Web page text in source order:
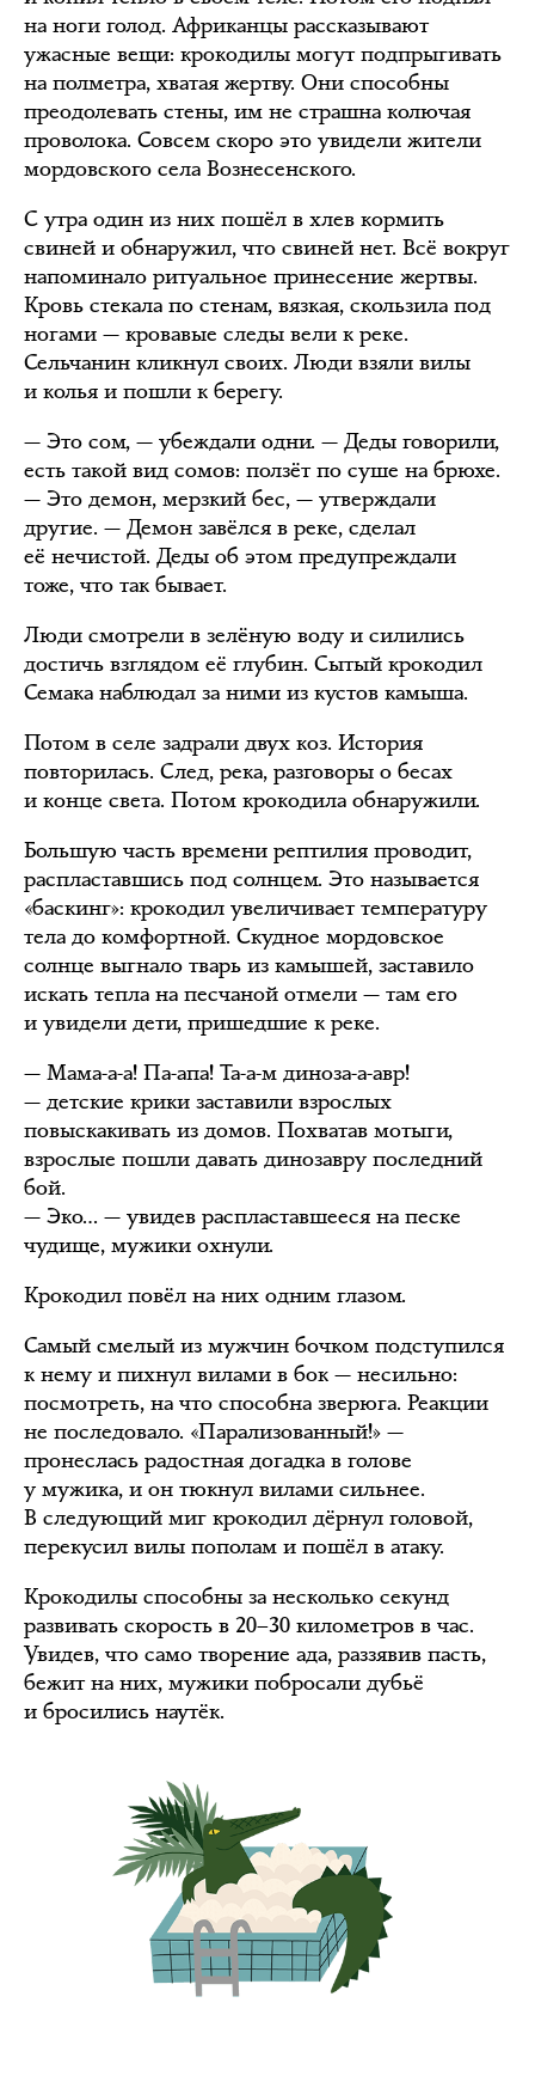
на ноги голод. Африканцы рассказывают
ужасные вещи: крокодилы могут подпрыгивать
на полметра, хватая жертву. Они способны
преодолевать стены, им не страшна колючая
проволока. Совсем скоро это увидели жители
мордовского села Вознесенского.
С утра один из них пошёл в хлев кормить
свиней и обнаружил, что свиней нет. Всё вокруг
напоминало ритуальное принесение жертвы.
Кровь стекала по стенам, вязкая, скользила под
ногами — кровавые следы вели к реке.
Сельчанин кликнул своих. Люди взяли вилы
и колья и пошли к берегу.
— Это сом, — убеждали одни. — Деды говорили,
есть такой вид сомов: ползёт по суше на брюхе.
— Это демон, мерзкий бес, — утверждали
другие. — Демон завёлся в реке, сделал
её нечистой. Деды об этом предупреждали
тоже, что так бывает.
Люди смотрели в зелёную воду и силились
достичь взглядом её глубин. Сытый крокодил
Семака наблюдал за ними из кустов камыша.
Потом в селе задрали двух коз. История
повторилась. След, река, разговоры о бесах
и конце света. Потом крокодила обнаружили.
Большую часть времени рептилия проводит,
распластавшись под солнцем. Это называется
«баскинг»: крокодил увеличивает температуру
тела до комфортной. Скудное мордовское
солнце выгнало тварь из камышей, заставило
искать тепла на песчаной отмели — там его
и увидели дети, пришедшие к реке.
— Мама-а-а! Па-апа! Та-а-м диноза-а-авр!
— детские крики заставили взрослых
повыскакивать из домов. Похватав мотыги,
взрослые пошли давать динозавру последний
бой.
— Эко… — увидев распластавшееся на песке
чудище, мужики охнули.
Крокодил повёл на них одним глазом.
Самый смелый из мужчин бочком подступился
к нему и пихнул вилами в бок — несильно:
посмотреть, на что способна зверюга. Реакции
не последовало. «Парализованный!» —
пронеслась радостная догадка в голове
у мужика, и он тюкнул вилами сильнее.
В следующий миг крокодил дёрнул головой,
перекусил вилы пополам и пошёл в атаку.
Крокодилы способны за несколько секунд
развивать скорость в 20–30 километров в час.
Увидев, что само творение ада, раззявив пасть,
бежит на них, мужики побросали дубьё
и бросились наутёк.